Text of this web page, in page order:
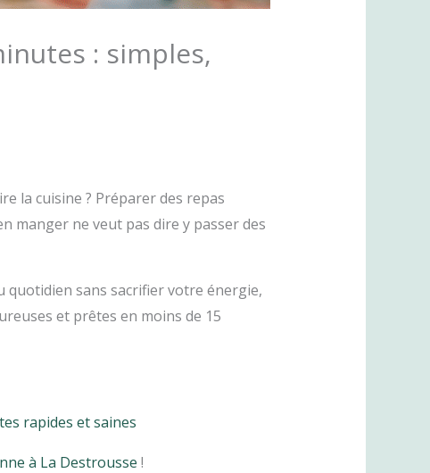
: simples,
la cuisine ? Préparer des repas
manger ne veut pas dire y passer des
sans sacrifier votre énergie,
et prêtes en moins de 15
rapides et saines
à La Destrousse !